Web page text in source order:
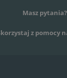
Masz
z pomocy